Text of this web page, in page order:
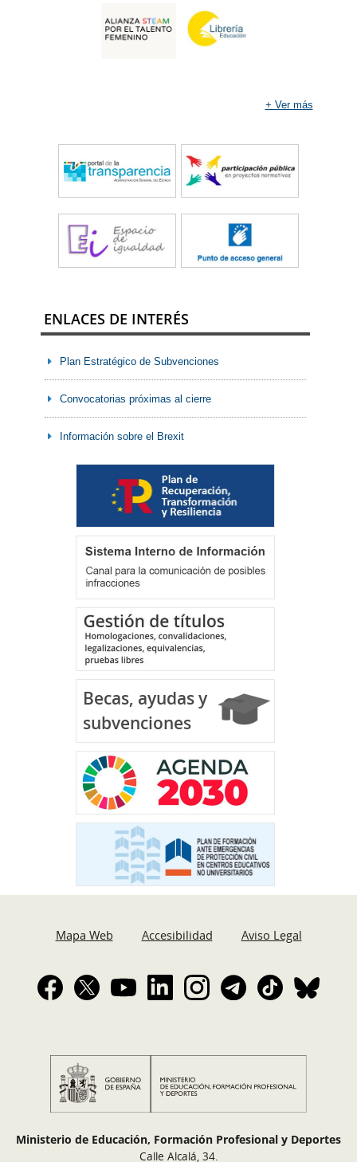
Jueves, 23 de julio de 2026
Esther Monterrubio destaca la aportación
del nuevo sistema de Formación
Profesional al sector aeroespacial
La secretaria general de Formación Profesional
del Ministerio de Educación, Formación
Profesional y Deportes, Esther Monterrubio, ha
aeroespacial: el nuevo impulso tras el éxito del
proyecto estratégico aeroespacial español’.
+ Ver más
ENLACES DE INTERÉS
Plan Estratégico de Subvenciones
Convocatorias próximas al cierre
Información sobre el Brexit
Plan de Recuperación,
Transformación y
Resiliencia
Gestión de títulos
Becas, ayudas y
subvenciones
Mapa Web Accesibilidad Aviso Legal
Ministerio de Educación, Formación Profesional y Deportes
Calle Alcalá, 34.